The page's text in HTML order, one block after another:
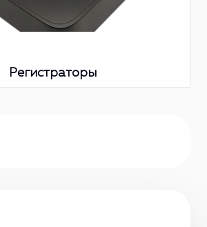
Регистраторы